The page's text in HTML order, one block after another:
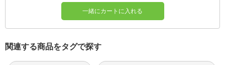
一緒にカートに入れる
関連する商品をタグで探す